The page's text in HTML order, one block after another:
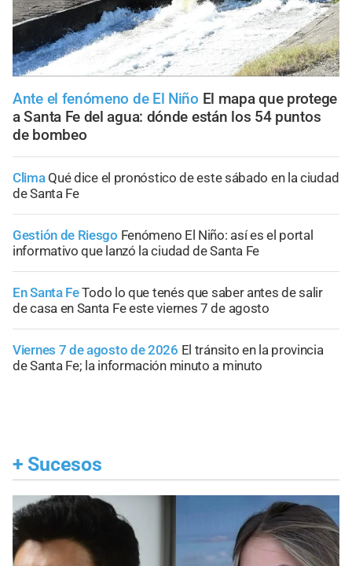
Ante el fenómeno de El Niño El mapa que protege
a Santa Fe del agua: dónde están los 54 puntos
de bombeo
Clima Qué dice el pronóstico de este sábado en la ciudad
de Santa Fe
Gestión de Riesgo Fenómeno El Niño: así es el portal
informativo que lanzó la ciudad de Santa Fe
En Santa FeTodo lo que tenés que saber antes de salir
de casa en Santa Fe este viernes 7 de agosto
Viernes 7 de agosto de 2026 El tránsito en la provincia
de Santa Fe; la información minuto a minuto
+ Sucesos